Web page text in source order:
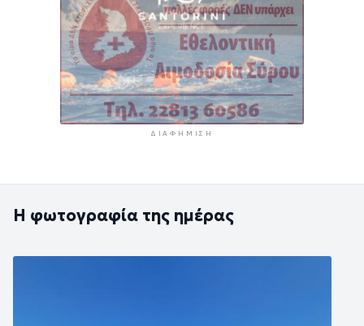
ΔΙΑΦΉΜΙΣΗ
Η φωτογραφία της ημέρας